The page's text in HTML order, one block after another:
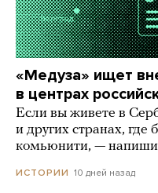
«Медуза» ищет
в центрах
Если вы живете в
и других странах, где
комьюнити, —
ИСТОРИИ 10 дней назад